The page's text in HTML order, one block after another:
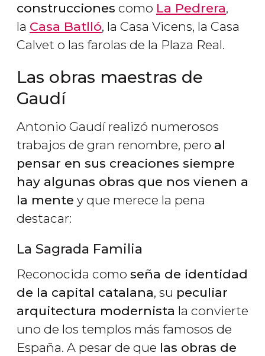
construcciones como La Pedrera,
la Casa Batlló, la Casa Vicens, la Casa
Calvet o las farolas de la Plaza Real.
Las obras maestras de
Gaudí
Antonio Gaudí realizó numerosos
trabajos de gran renombre, pero al
pensar en sus creaciones siempre
hay algunas obras que nos vienen a
la mente y que merece la pena
destacar:
La Sagrada Familia
Reconocida como seña de identidad
de la capital catalana, su peculiar
arquitectura modernista la convierte
uno de los templos más famosos de
España. A pesar de que las obras de